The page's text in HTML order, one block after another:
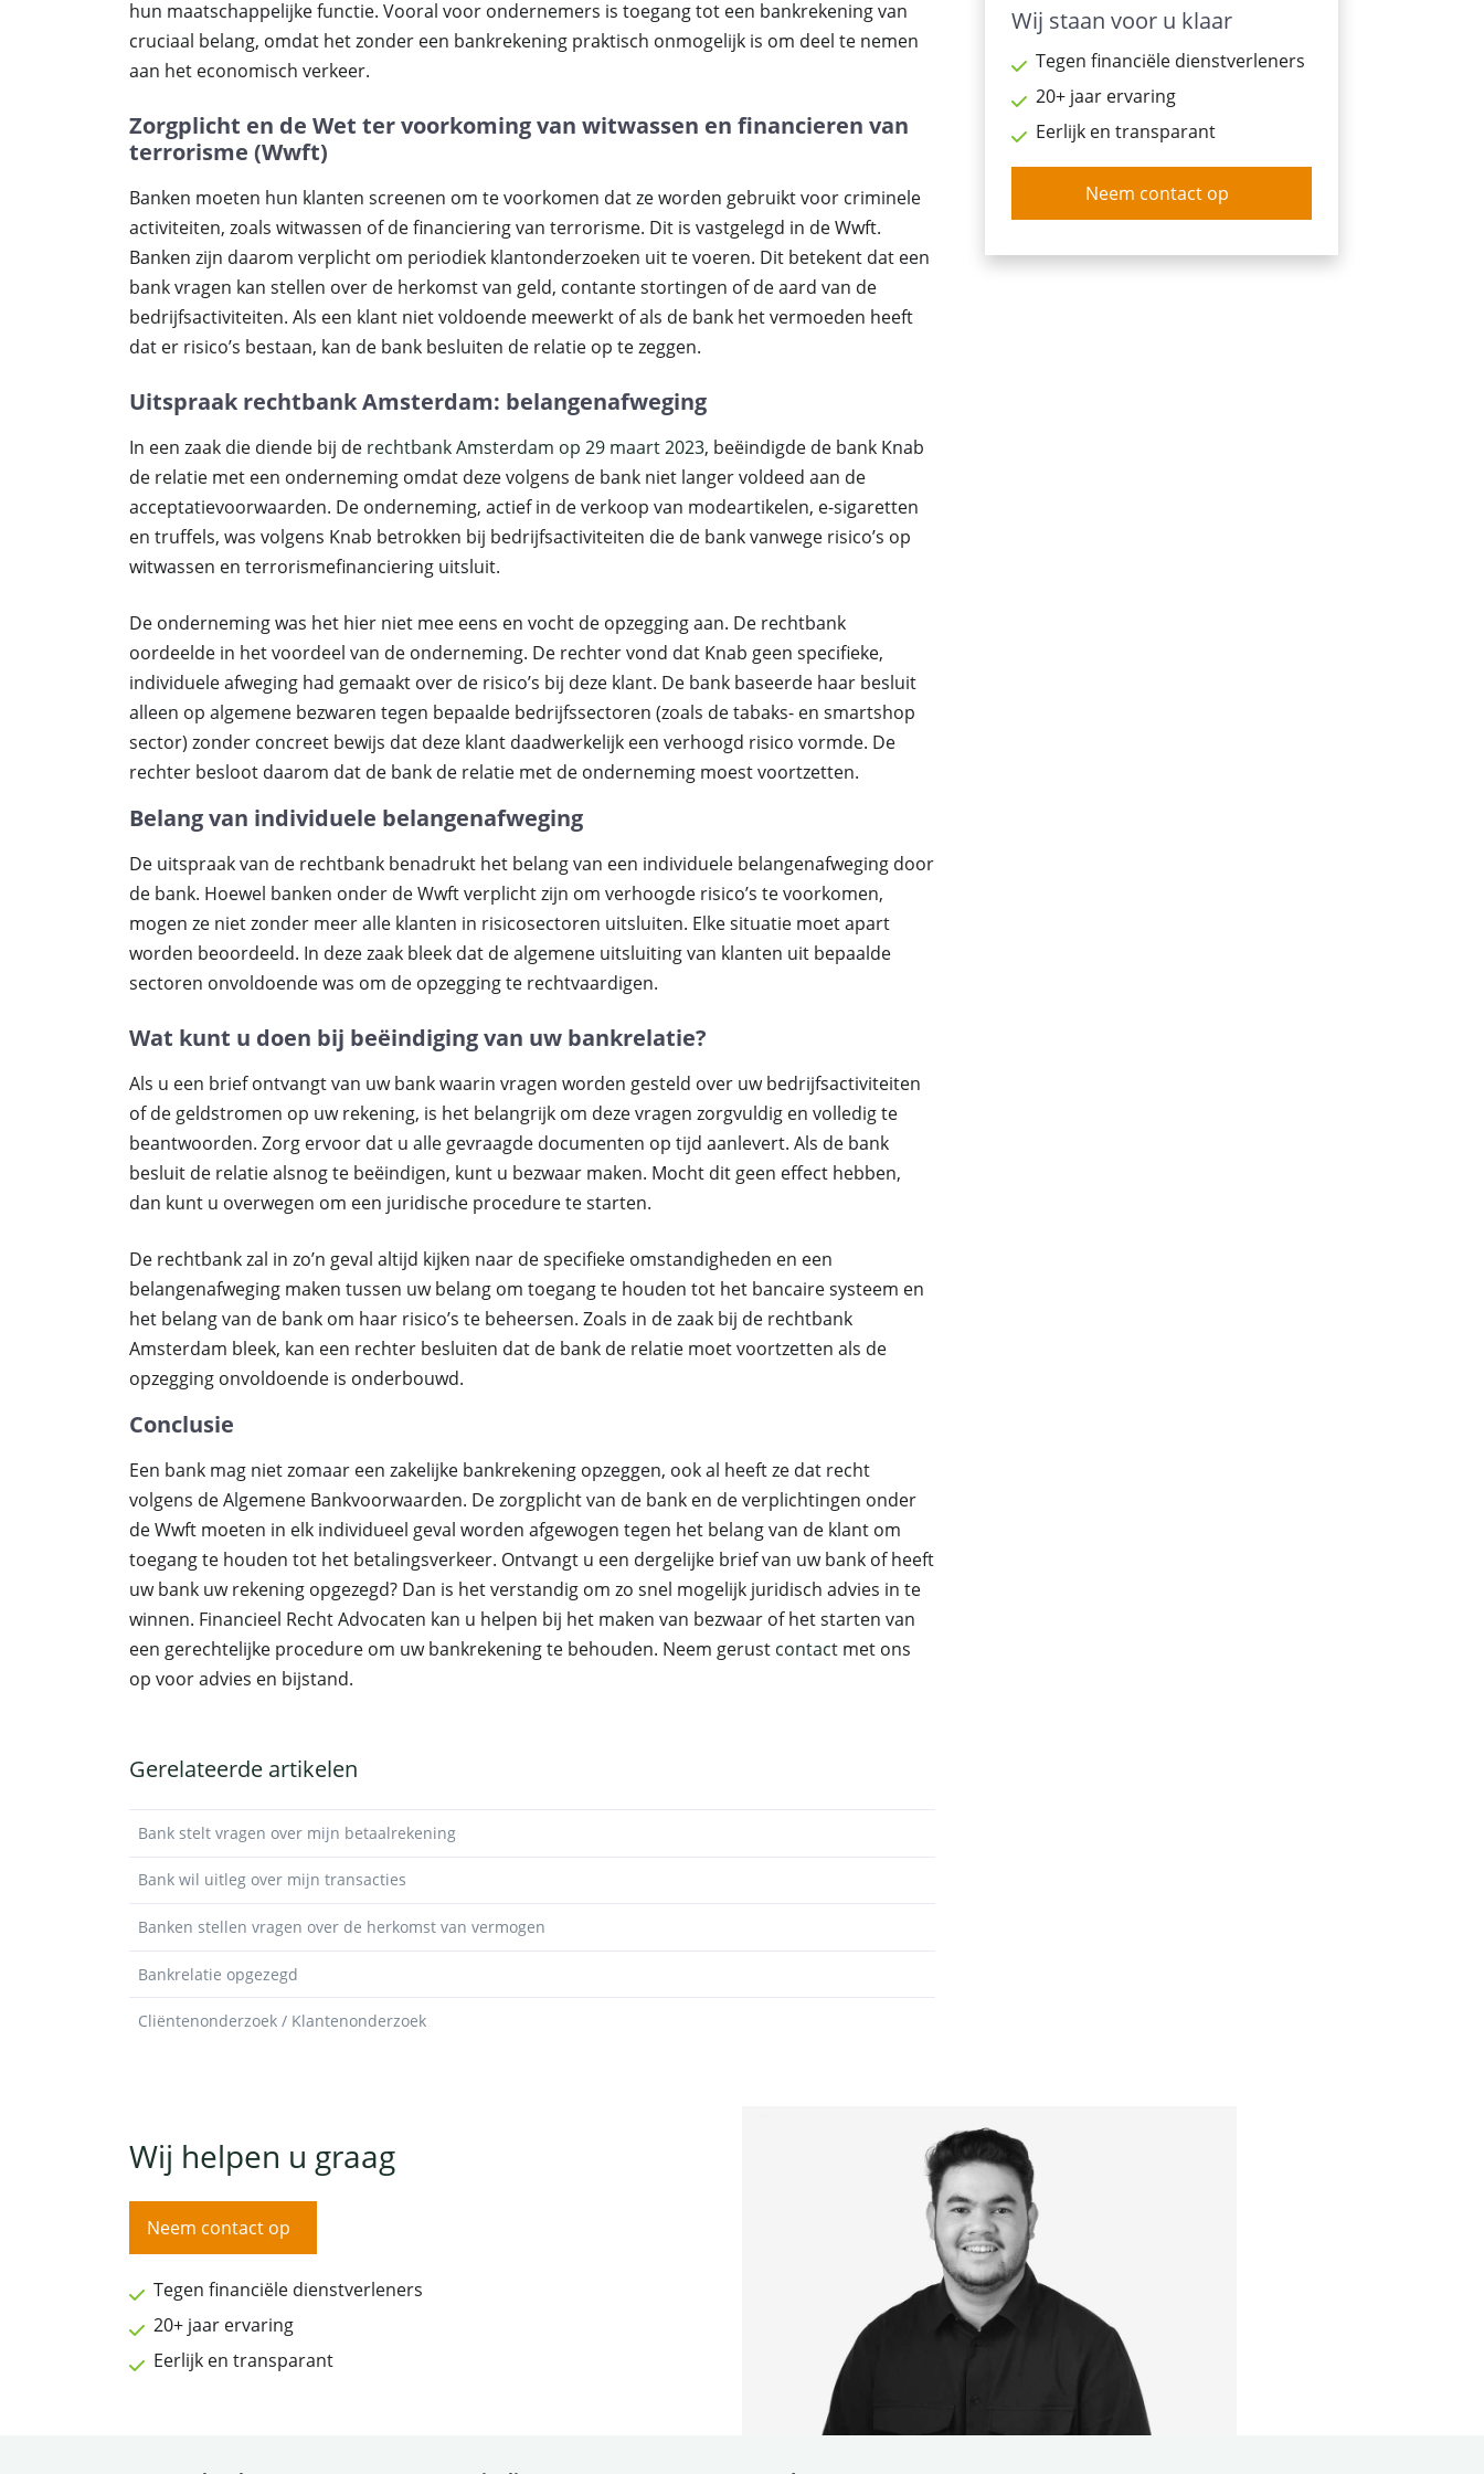
hun maatschappelijke functie. Vooral voor ondernemers is toegang tot een bankrekening van
cruciaal belang, omdat het zonder een bankrekening praktisch onmogelijk is om deel te nemen
aan het economisch verkeer.
Zorgplicht en de Wet ter voorkoming van witwassen en financieren van
terrorisme (Wwft)
Banken moeten hun klanten screenen om te voorkomen dat ze worden gebruikt voor criminele
activiteiten, zoals witwassen of de financiering van terrorisme. Dit is vastgelegd in de Wwft.
Banken zijn daarom verplicht om periodiek klantonderzoeken uit te voeren. Dit betekent dat een
bank vragen kan stellen over de herkomst van geld, contante stortingen of de aard van de
bedrijfsactiviteiten. Als een klant niet voldoende meewerkt of als de bank het vermoeden heeft
dat er risico’s bestaan, kan de bank besluiten de relatie op te zeggen.
Uitspraak rechtbank Amsterdam: belangenafweging
In een zaak die diende bij de rechtbank Amsterdam op 29 maart 2023, beëindigde de bank Knab
de relatie met een onderneming omdat deze volgens de bank niet langer voldeed aan de
acceptatievoorwaarden. De onderneming, actief in de verkoop van modeartikelen, e-sigaretten
en truffels, was volgens Knab betrokken bij bedrijfsactiviteiten die de bank vanwege risico’s op
witwassen en terrorismefinanciering uitsluit.
De onderneming was het hier niet mee eens en vocht de opzegging aan. De rechtbank
oordeelde in het voordeel van de onderneming. De rechter vond dat Knab geen specifieke,
individuele afweging had gemaakt over de risico’s bij deze klant. De bank baseerde haar besluit
alleen op algemene bezwaren tegen bepaalde bedrijfssectoren (zoals de tabaks- en smartshop
sector) zonder concreet bewijs dat deze klant daadwerkelijk een verhoogd risico vormde. De
rechter besloot daarom dat de bank de relatie met de onderneming moest voortzetten.
Belang van individuele belangenafweging
De uitspraak van de rechtbank benadrukt het belang van een individuele belangenafweging door
de bank. Hoewel banken onder de Wwft verplicht zijn om verhoogde risico’s te voorkomen,
mogen ze niet zonder meer alle klanten in risicosectoren uitsluiten. Elke situatie moet apart
worden beoordeeld. In deze zaak bleek dat de algemene uitsluiting van klanten uit bepaalde
sectoren onvoldoende was om de opzegging te rechtvaardigen.
Wat kunt u doen bij beëindiging van uw bankrelatie?
Als u een brief ontvangt van uw bank waarin vragen worden gesteld over uw bedrijfsactiviteiten
of de geldstromen op uw rekening, is het belangrijk om deze vragen zorgvuldig en volledig te
beantwoorden. Zorg ervoor dat u alle gevraagde documenten op tijd aanlevert. Als de bank
besluit de relatie alsnog te beëindigen, kunt u bezwaar maken. Mocht dit geen effect hebben,
dan kunt u overwegen om een juridische procedure te starten.
De rechtbank zal in zo’n geval altijd kijken naar de specifieke omstandigheden en een
belangenafweging maken tussen uw belang om toegang te houden tot het bancaire systeem en
het belang van de bank om haar risico’s te beheersen. Zoals in de zaak bij de rechtbank
Amsterdam bleek, kan een rechter besluiten dat de bank de relatie moet voortzetten als de
opzegging onvoldoende is onderbouwd.
Conclusie
Een bank mag niet zomaar een zakelijke bankrekening opzeggen, ook al heeft ze dat recht
volgens de Algemene Bankvoorwaarden. De zorgplicht van de bank en de verplichtingen onder
de Wwft moeten in elk individueel geval worden afgewogen tegen het belang van de klant om
toegang te houden tot het betalingsverkeer. Ontvangt u een dergelijke brief van uw bank of heeft
uw bank uw rekening opgezegd? Dan is het verstandig om zo snel mogelijk juridisch advies in te
winnen. Financieel Recht Advocaten kan u helpen bij het maken van bezwaar of het starten van
een gerechtelijke procedure om uw bankrekening te behouden. Neem gerust contact met ons
op voor advies en bijstand.
Gerelateerde artikelen
Bank stelt vragen over mijn betaalrekening
Bank wil uitleg over mijn transacties
Banken stellen vragen over de herkomst van vermogen
Bankrelatie opgezegd
Cliëntenonderzoek / Klantenonderzoek
Wij staan voor u klaar
Tegen financiële dienstverleners
20+ jaar ervaring
Eerlijk en transparant
Neem contact op
Wij helpen u graag
Neem contact op
Tegen financiële dienstverleners
20+ jaar ervaring
Eerlijk en transparant